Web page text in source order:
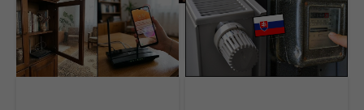
byť problém operátora.
Väčšina domácností robí
7 zbytočných chýb
triky, ktorými Slováci
ušetria stovky eur na
energiách